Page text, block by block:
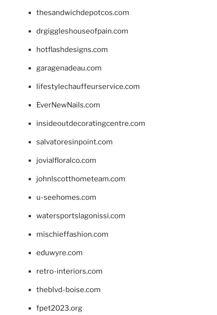
thesandwichdepotcos.com
drgiggleshouseofpain.com
hotflashdesigns.com
garagenadeau.com
lifestylechauffeurservice.com
EverNewNails.com
insideoutdecoratingcentre.com
salvatoresinpoint.com
jovialfloralco.com
johnlscotthometeam.com
u-seehomes.com
watersportslagonissi.com
mischieffashion.com
eduwyre.com
retro-interiors.com
theblvd-boise.com
fpet2023.org